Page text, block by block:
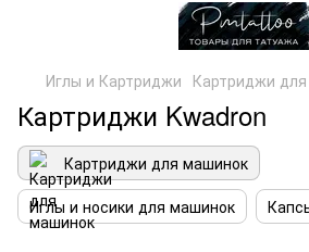
Иглы и Картриджи Картриджи
Картриджи Kwadron
Картриджи для машинок
Иглы и носики для машинок